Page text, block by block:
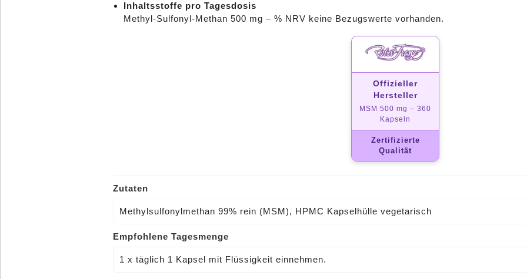
Inhaltsstoffe pro Tagesdosis
Methyl-Sulfonyl-Methan 500 mg – % NRV keine Bezugswerte vorhanden.
Offizieller
Hersteller
MSM 500 mg – 360
Kapseln
Zertifizierte
Qualität
Zutaten
Methylsulfonylmethan 99% rein (MSM), HPMC Kapselhülle vegetarisch
Empfohlene Tagesmenge
1 x täglich 1 Kapsel mit Flüssigkeit einnehmen.